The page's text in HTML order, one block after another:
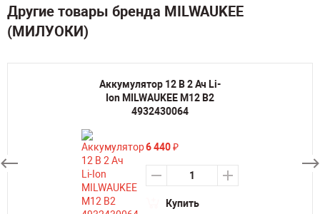
Другие товары бренда MILWAUKEE
(МИЛУОКИ)
Аккумулятор 12 В 2 Ач Li-
Ion MILWAUKEE M12 B2
4932430064
6 440₽
Купить